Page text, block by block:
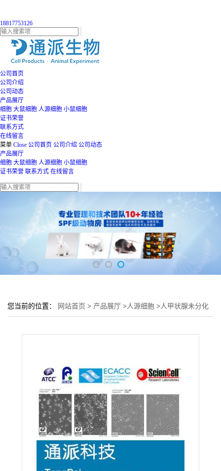
18817753126
公司首页
公司介绍
公司动态
产品展厅
细胞 大鼠细胞 人源细胞 小鼠细胞
证书荣誉
联系方式
在线留言
菜单 Close 公司首页 公司介绍 公司动态
产品展厅
细胞 大鼠细胞 人源细胞 小鼠细胞
证书荣誉 联系方式 在线留言
您当前的位置： 网站首页 > 产品展厅 >人源细胞 >人甲状腺未分化